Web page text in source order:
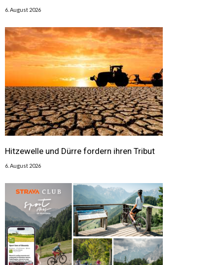
6. August 2026
Hitzewelle und Dürre fordern ihren Tribut
6. August 2026